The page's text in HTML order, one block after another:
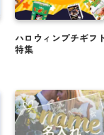
ハロウィンプチギフ
特集